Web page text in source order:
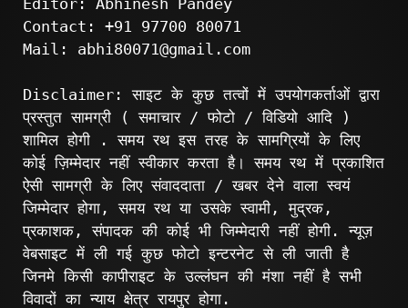
Contact: +91 97700 80071
Mail: abhi80071@gmail.com
Disclaimer: साइट के कुछ तत्वों में उपयोगकर्ताओं द्वारा
प्रस्तुत सामग्री ( समाचार / फोटो / विडियो आदि )
शामिल होगी . समय रथ इस तरह के सामग्रियों के लिए
कोई ज़िम्मेदार नहीं स्वीकार करता है। समय रथ में प्रकाशित
ऐसी सामग्री के लिए संवाददाता / खबर देने वाला स्वयं
जिम्मेदार होगा, समय रथ या उसके स्वामी, मुद्रक,
प्रकाशक, संपादक की कोई भी जिम्मेदारी नहीं होगी. न्यूज़
वेबसाइट में ली गई कुछ फोटो इन्टरनेट से ली जाती है
जिनमे किसी कापीराइट के उल्लंघन की मंशा नहीं है सभी
विवादों का न्याय क्षेत्र रायपुर होगा.